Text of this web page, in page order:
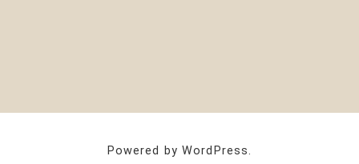
Powered by WordPress.